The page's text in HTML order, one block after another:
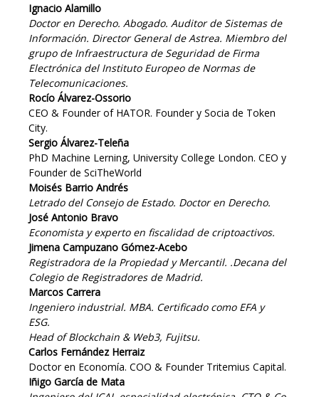
Ignacio Alamillo
Doctor en Derecho. Abogado. Auditor de Sistemas de
Información. Director General de Astrea. Miembro del
grupo de Infraestructura de Seguridad de Firma
Electrónica del Instituto Europeo de Normas de
Telecomunicaciones.
Rocío Álvarez-Ossorio
CEO & Founder of HATOR. Founder y Socia de Token
City.
Sergio Álvarez-Teleña
PhD Machine Lerning, University College London. CEO y
Founder de SciTheWorld
Moisés Barrio Andrés
Letrado del Consejo de Estado. Doctor en Derecho.
José Antonio Bravo
Economista y experto en fiscalidad de criptoactivos.
Jimena Campuzano Gómez-Acebo
Registradora de la Propiedad y Mercantil. .Decana del
Colegio de Registradores de Madrid.
Marcos Carrera
Ingeniero industrial. MBA. Certificado como EFA y
ESG.
Head of Blockchain & Web3, Fujitsu.
Carlos Fernández Herraiz
Doctor en Economía. COO & Founder Tritemius Capital.
Iñigo García de Mata